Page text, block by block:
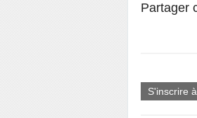
Partager
S'inscrire